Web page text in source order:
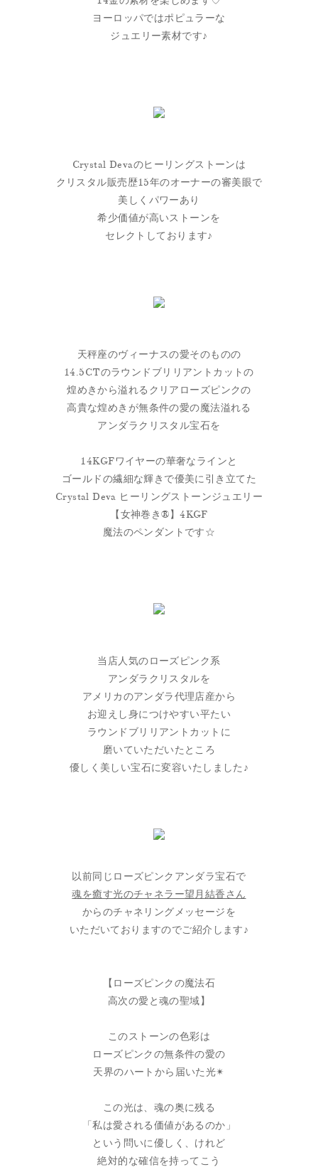
ヨーロッパではポピュラーな
ジュエリー素材です♪
Crystal Devaのヒーリングストーンは
クリスタル販売歴15年のオーナーの審美眼で
美しくパワーあり
希少価値が高いストーンを
セレクトしております♪
天秤座のヴィーナスの愛そのものの
14.5CTのラウンドブリリアントカットの
煌めきから溢れるクリアローズピンクの
高貴な煌めきが無条件の愛の魔法溢れる
アンダラクリスタル宝石を
14KGFワイヤーの華奢なラインと
ゴールドの繊細な輝きで優美に引き立てた
Crystal Deva ヒーリングストーンジュエリー
【女神巻き®】4KGF
魔法のペンダントです☆
当店人気のローズピンク系
アンダラクリスタルを
アメリカのアンダラ代理店産から
お迎えし身につけやすい平たい
ラウンドブリリアントカットに
磨いていただいたところ
優しく美しい宝石に変容いたしました♪
以前同じローズピンクアンダラ宝石で
魂を癒す光のチャネラー望月結香さん
からのチャネリングメッセージを
いただいておりますのでご紹介します♪
【ローズピンクの魔法石
高次の愛と魂の聖域】
このストーンの色彩は
ローズピンクの無条件の愛の
天界のハートから届いた光✴︎
この光は、魂の奥に残る
「私は愛される価値があるのか」
という問いに優しく、けれど
絶対的な確信を持ってこう